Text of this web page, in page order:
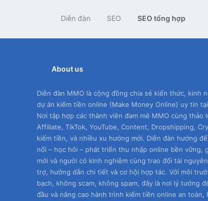
Diễn đàn SEO SEO tổng hợp
About us
Diễn đàn MMO là cộng đồng chia sẻ kiến thức, kinh
dự án kiếm tiền online (Make Money Online) uy tín
Nơi tập hợp các thành viên đam mê MMO cùng thảo
Affiliate, TikTok, YouTube, Content, Dropshipping,
kiếm tiền, và nhiều xu hướng mới. Diễn đàn hướng
nối – học hỏi – phát triển thu nhập online bền vững,
mới và người có kinh nghiệm cùng trao đổi tài
trợ, hướng dẫn chi tiết và cơ hội hợp tác. Với môi
bạch, không scam, không spam, đây là nơi lý tưởng
đầu và nâng cao hành trình kiếm tiền online an toàn,